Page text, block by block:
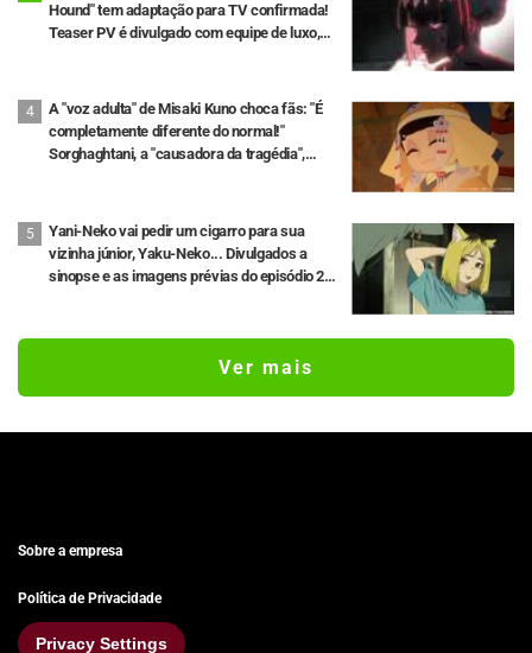
Hound" tem adaptação para TV confirmada!
Teaser PV é divulgado com equipe de luxo,
A "voz adulta" de Misaki Kuno choca fãs: "É
completamente diferente do normal!"
Sorghaghtani, a "causadora da tragédia",
Yani-Neko vai pedir um cigarro para sua
vizinha júnior, Yaku-Neko... Divulgados a
sinopse e as imagens prévias do episódio 2
Ver mais
Sobre a empresa
Política de Privacidade
Privacy Settings